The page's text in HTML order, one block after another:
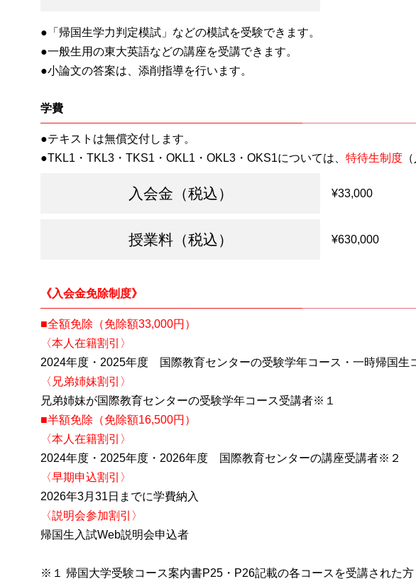
「帰国生学力判定模試」などの模試を受験できます。
一般生用の東大英語などの講座を受講できます。
小論文の答案は、添削指導を行います。
学費
テキストは無償交付します。
TKL1・TKL3・TKS1・OKL1・OKL3・OKS1については、 特待生制度
入会金（税込） ¥33,000
授業料（税込） ¥630,000
《入会金免除制度》
■全額免除（免除額33,000円）
〈本人在籍割引〉
2024年度・2025年度 国際教育センターの受験学年コース・一時帰国生
〈兄弟姉妹割引〉
兄弟姉妹が国際教育センターの受験学年コース受講者※１
■半額免除（免除額16,500円）
〈本人在籍割引〉
2024年度・2025年度・2026年度 国際教育センターの講座受講者※２
〈早期申込割引〉
2026年3月31日までに学費納入
〈説明会参加割引〉
帰国生入試Web説明会申込者
※１ 帰国大学受験コース案内書P25・P26記載の各コースを受講された方